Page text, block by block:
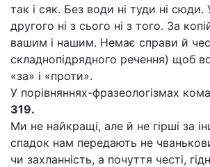
так і сяк. Без води ні туди ні
другого ні з сього ні з того. За
вашим і нашим. Немає справи й
складнопідрядного речення) щоб
«за» і «проти».
У порівняннях-фразеологізмах
319.
Ми не найкращі, але й не гірші за
спадок нам передають не
чи захланність, а почуття честі,